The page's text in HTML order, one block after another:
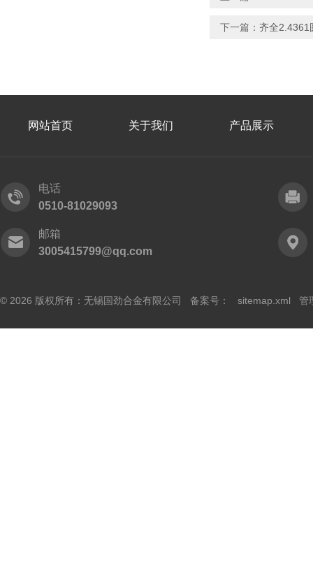
下一篇： 齐全2.4361
网站首页 关于我们 产品展示
电话
0510-81029093
邮箱
3005415799@qq.com
© 2026 版权所有：无锡国劲合金有限公司 备案号： sitemap.xml 管